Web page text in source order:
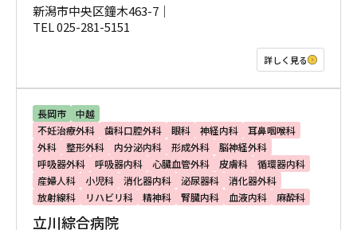
新潟市中央区鐘木463-7｜
TEL 025-281-5151
詳しく見る
長岡市
中越
不妊治療外科
歯科口腔外科 眼科 神経内科
耳鼻咽喉科
外科
整形外科 内分泌内科 形成外科
脳神経外科
呼吸器外科
呼吸器内科 心臓血管外科 皮膚科
循環器内科
産婦人科
小児科 消化器内科 泌尿器科
消化器外科
放射線科
リハビリ科 精神科 腎臓内科 血液内科 麻酔科
立川綜合病院